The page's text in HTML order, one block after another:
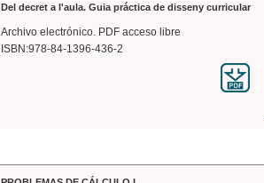
Del decret a l'aula. Guia práctica de disseny curricular
Archivo electrónico. PDF acceso libre
ISBN:978-84-1396-436-2